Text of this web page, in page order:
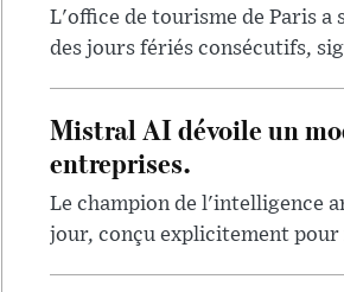
L'office de tourisme de Paris
des jours fériés consécutifs,
Mistral AI dévoile un
entreprises.
Le champion de l'intelligence
jour, conçu explicitement pour